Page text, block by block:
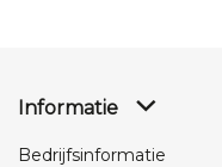
Informatie
Bedrijfsinformatie